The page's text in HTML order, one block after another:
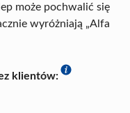
może pochwalić się
wyróżniają „Alfa
klientów: